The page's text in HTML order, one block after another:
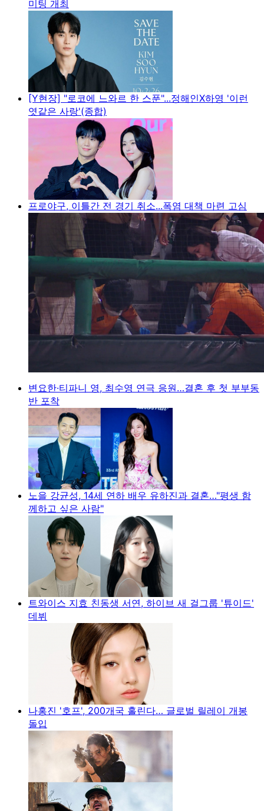
미팅 개최
[Y현장] "로코에 느와르 한 스푼"...정해인X하영 '이런
엿같은 사랑'(종합)
프로야구, 이틀간 전 경기 취소...폭염 대책 마련 고심
변요한·티파니 영, 최수영 연극 응원…결혼 후 첫 부부동
반 포착
노을 강균성, 14세 연하 배우 유하진과 결혼…"평생 함
께하고 싶은 사람"
트와이스 지효 친동생 서연, 하이브 새 걸그룹 '튜이드'
데뷔
나홍진 '호프', 200개국 홀린다… 글로벌 릴레이 개봉
돌입